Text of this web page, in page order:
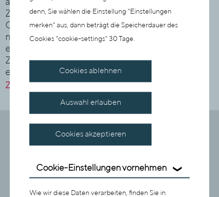
denn, Sie wählen die Einstellung "Einstellungen
merken" aus, dann beträgt die Speicherdauer des
Cookies "cookie-settings" 30 Tage.
Cookies ablehnen
Auswahl erlauben
Cookies akzeptieren
Cookie-Einstellungen vornehmen
Wie wir diese Daten verarbeiten, finden Sie in
ausgewählte Kurzfilme des Gastlandes Island.
Zudem wird der Innenhof am 6. Mai 2026 zum
Open Air Kino mit dem Film POEMS, einem
musikalisch literarischen Roadtrip durch Island. So
entstehen zwischen den Bildern neue
Zusammenhänge, die zum Weiterentdecken
einladen.
Zur Ausstellung werden mehrere Führungen angeboten.